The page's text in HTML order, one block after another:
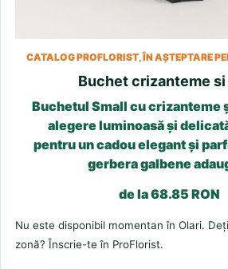
CATALOG PROFLORIST, ÎN AȘTEPTARE
Buchet crizanteme
Buchetul Small cu crizanteme
alegere luminoasă și
pentru un cadou elegant și
gerbera galbene
de la 68.85 RON
Nu este disponibil momentan în Olari.
zonă? Înscrie-te în ProFlorist.